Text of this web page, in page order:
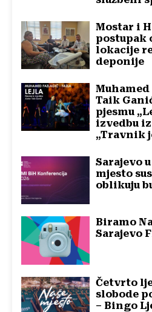
Mostar i
postupak
lokacije
deponije
Muhamed
Taik
pjesmu
izvedbu
„Travnik
Sarajevo
mjesto
oblikuju
Biramo
Sarajevo
Četvrto
slobode
– Bingo